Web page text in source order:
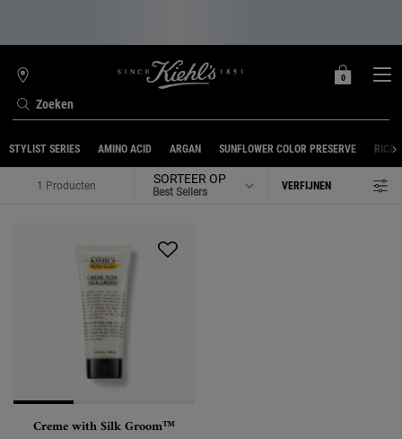
Zoeken
WINKELZOEKER
MIJN
0
0 PRODUCT
STYLIST SERIES AMINO ACID ARGAN SUNFLOWER COLOR PRESERVE RICE
1 Producten SORTEER OP VERFIJNEN
FILTER MENU
Creme with Silk Groom™